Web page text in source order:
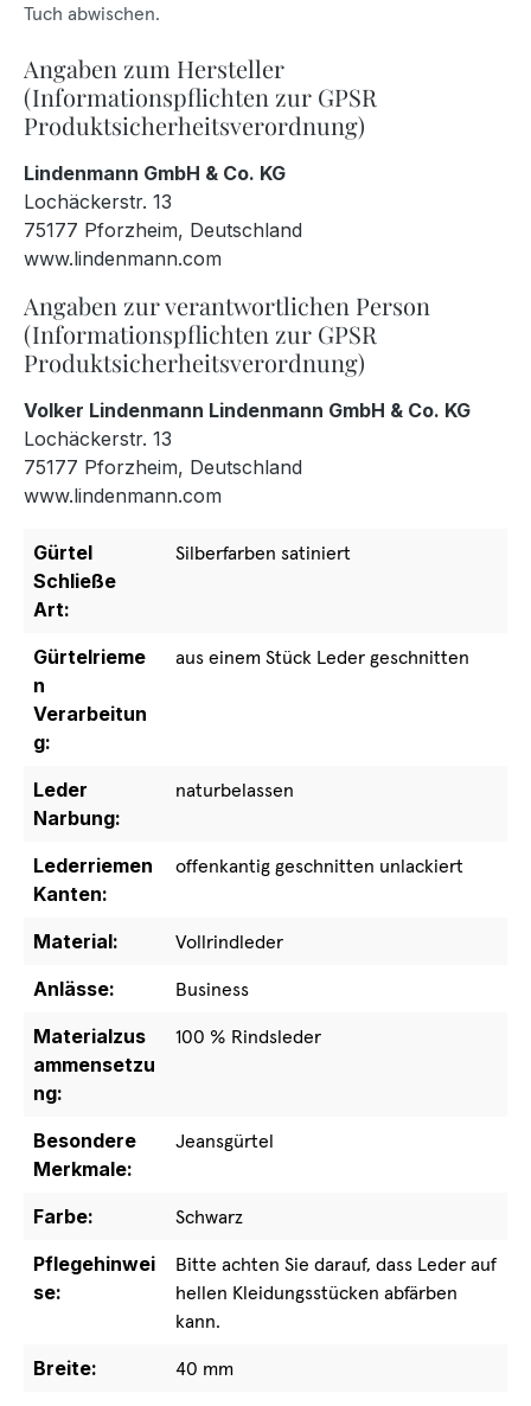
Tuch abwischen.
Angaben zum Hersteller
(Informationspflichten zur GPSR
Produktsicherheitsverordnung)
Lindenmann GmbH & Co. KG
Lochäckerstr. 13
75177 Pforzheim, Deutschland
www.lindenmann.com
Angaben zur verantwortlichen Person
(Informationspflichten zur GPSR
Produktsicherheitsverordnung)
Volker Lindenmann Lindenmann GmbH & Co. KG
Lochäckerstr. 13
75177 Pforzheim, Deutschland
www.lindenmann.com
Gürtel
Schließe
Art:
Silberfarben satiniert
Gürtelrieme
n
Verarbeitun
g:
aus einem Stück Leder geschnitten
Leder
Narbung:
naturbelassen
Lederriemen
Kanten:
offenkantig geschnitten unlackiert
Material:
Vollrindleder
Anlässe:
Business
Materialzus
ammensetzu
ng:
100 % Rindsleder
Besondere
Merkmale:
Jeansgürtel
Farbe:
Schwarz
Pflegehinwei
se:
Bitte achten Sie darauf, dass Leder auf
hellen Kleidungsstücken abfärben
kann.
Breite:
40 mm